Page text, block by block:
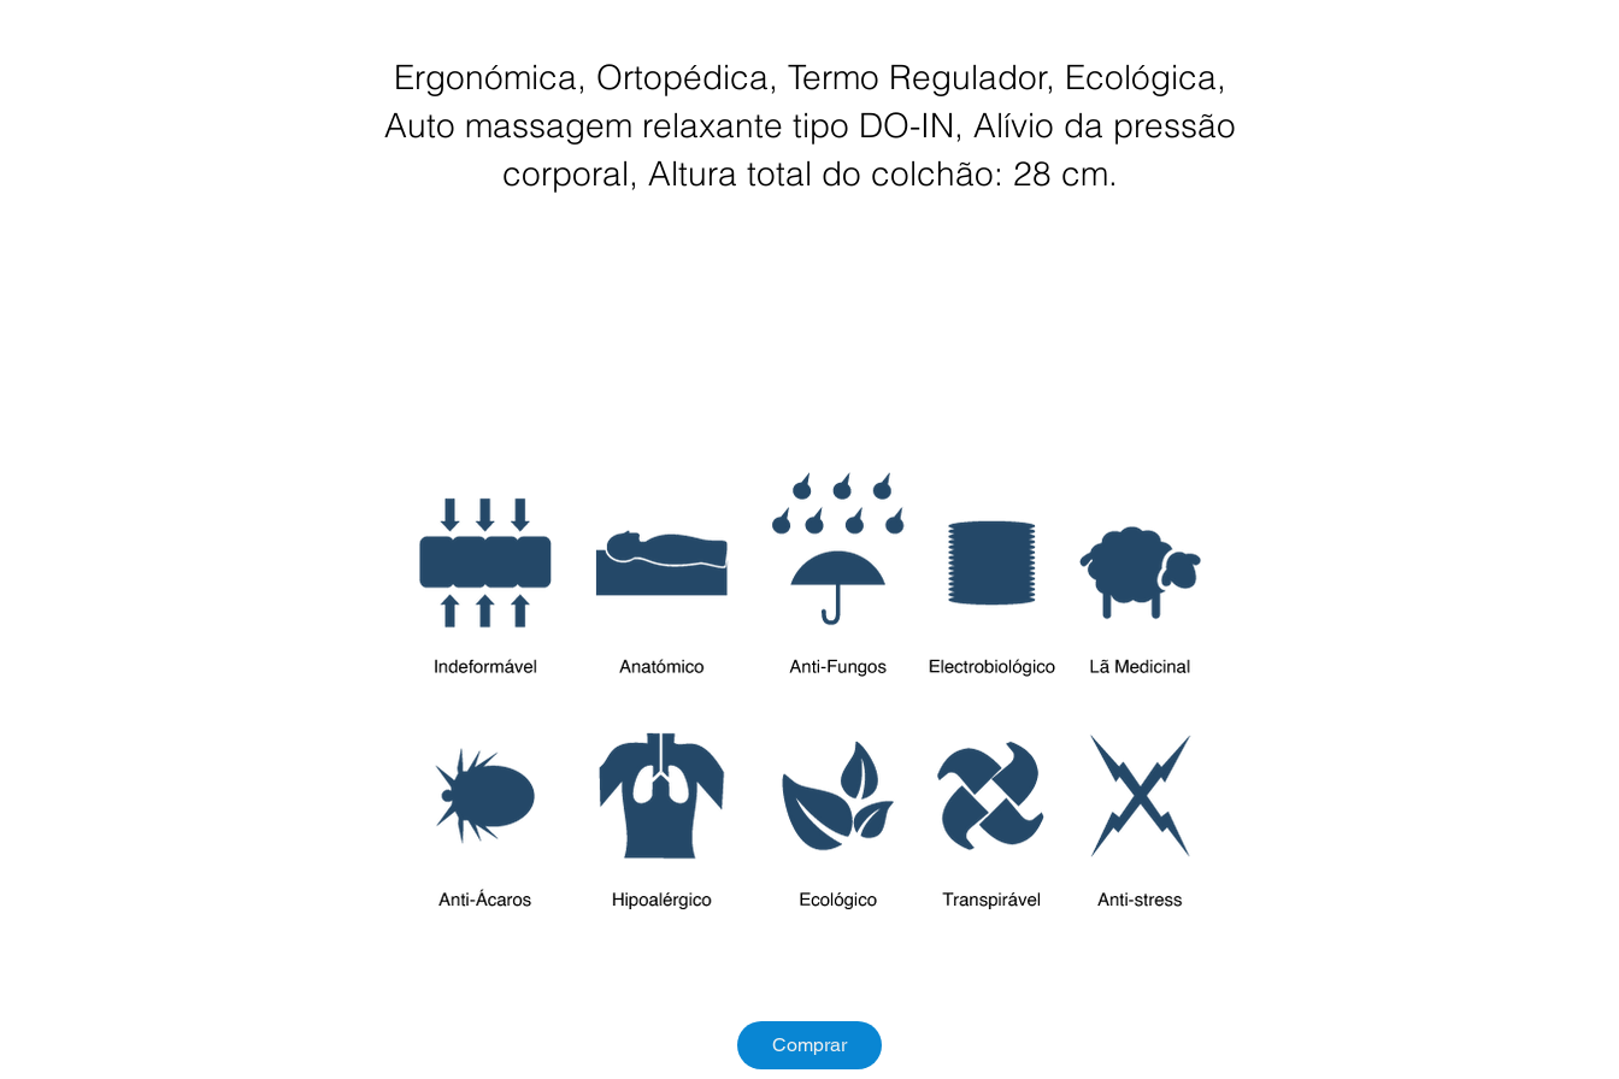
Ergonómica, Ortopédica, Termo Regulador, Ecológica,
Auto massagem relaxante tipo DO-IN, Alívio da pressão
corporal, Altura total do colchão: 28 cm.
Comprar